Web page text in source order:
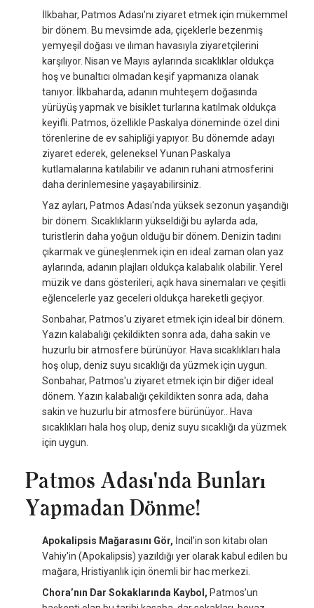
İlkbahar, Patmos Adası'nı ziyaret etmek için mükemmel
bir dönem. Bu mevsimde ada, çiçeklerle bezenmiş
yemyeşil doğası ve ılıman havasıyla ziyaretçilerini
karşılıyor. Nisan ve Mayıs aylarında sıcaklıklar oldukça
hoş ve bunaltıcı olmadan keşif yapmanıza olanak
tanıyor. İlkbaharda, adanın muhteşem doğasında
yürüyüş yapmak ve bisiklet turlarına katılmak oldukça
keyifli. Patmos, özellikle Paskalya döneminde özel dini
törenlerine de ev sahipliği yapıyor. Bu dönemde adayı
ziyaret ederek, geleneksel Yunan Paskalya
kutlamalarına katılabilir ve adanın ruhani atmosferini
daha derinlemesine yaşayabilirsiniz.
Yaz ayları, Patmos Adası'nda yüksek sezonun yaşandığı
bir dönem. Sıcaklıkların yükseldiği bu aylarda ada,
turistlerin daha yoğun olduğu bir dönem. Denizin tadını
çıkarmak ve güneşlenmek için en ideal zaman olan yaz
aylarında, adanın plajları oldukça kalabalık olabilir. Yerel
müzik ve dans gösterileri, açık hava sinemaları ve çeşitli
eğlencelerle yaz geceleri oldukça hareketli geçiyor.
Sonbahar, Patmos'u ziyaret etmek için ideal bir dönem.
Yazın kalabalığı çekildikten sonra ada, daha sakin ve
huzurlu bir atmosfere bürünüyor. Hava sıcaklıkları hala
hoş olup, deniz suyu sıcaklığı da yüzmek için uygun.
Sonbahar, Patmos'u ziyaret etmek için bir diğer ideal
dönem. Yazın kalabalığı çekildikten sonra ada, daha
sakin ve huzurlu bir atmosfere bürünüyor.. Hava
sıcaklıkları hala hoş olup, deniz suyu sıcaklığı da yüzmek
için uygun.
Patmos Adası'nda Bunları
Yapmadan Dönme!
Apokalipsis Mağarasını Gör, İncil'in son kitabı olan
Vahiy'in (Apokalipsis) yazıldığı yer olarak kabul edilen bu
mağara, Hristiyanlık için önemli bir hac merkezi.
Chora’nın Dar Sokaklarında Kaybol, Patmos’un